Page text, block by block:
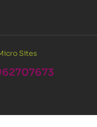
Sites